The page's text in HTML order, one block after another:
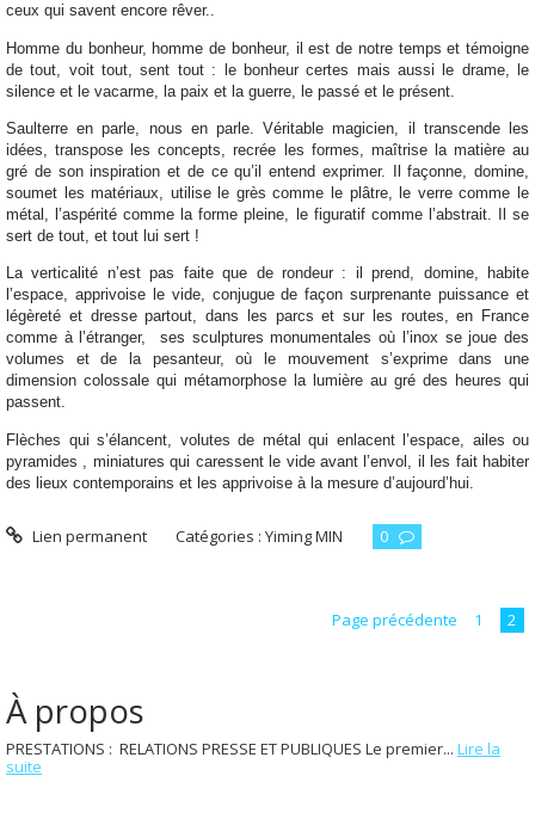
À propos
PRESTATIONS : RELATIONS PRESSE ET PUBLIQUES Le premier... Lire la
suite
ceux qui savent encore rêver..
Homme du bonheur, homme de bonheur, il est de notre temps et témoigne
de tout, voit tout, sent tout : le bonheur certes mais aussi le drame, le
silence et le vacarme, la paix et la guerre, le passé et le présent.
Saulterre en parle, nous en parle. Véritable magicien, il transcende les
idées, transpose les concepts, recrée les formes, maîtrise la matière au
gré de son inspiration et de ce qu’il entend exprimer. Il façonne, domine,
soumet les matériaux, utilise le grès comme le plâtre, le verre comme le
métal, l’aspérité comme la forme pleine, le figuratif comme l’abstrait. Il se
sert de tout, et tout lui sert !
La verticalité n’est pas faite que de rondeur : il prend, domine, habite
l’espace, apprivoise le vide, conjugue de façon surprenante puissance et
légèreté et dresse partout, dans les parcs et sur les routes, en France
comme à l’étranger,
ses sculptures monumentales où l’inox se joue des
volumes et de la pesanteur, où le mouvement s’exprime dans une
dimension colossale qui métamorphose la lumière au gré des heures qui
passent.
Flèches qui s’élancent, volutes de métal qui enlacent l’espace, ailes ou
pyramides , miniatures qui caressent le vide avant l’envol, il les fait habiter
des lieux contemporains et les apprivoise à la mesure d’aujourd’hui.
Lien permanent Catégories :Yiming MIN 0
Page précédente 1 2